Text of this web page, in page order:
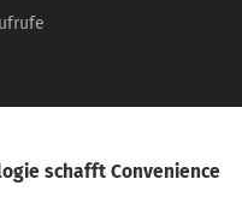
schafft Convenience